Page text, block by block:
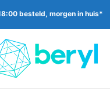
besteld, morgen in huis*